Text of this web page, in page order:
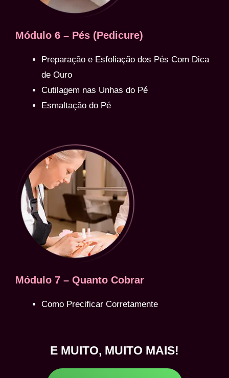
Módulo 6 – Pés (Pedicure)
Preparação e Esfoliação dos Pés Com Dica
de Ouro
Cutilagem nas Unhas do Pé
Esmaltação do Pé
Módulo 7 – Quanto Cobrar
Como Precificar Corretamente
E MUITO, MUITO MAIS!